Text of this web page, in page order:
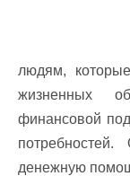
людям,
жизненных
финансовой
денежную